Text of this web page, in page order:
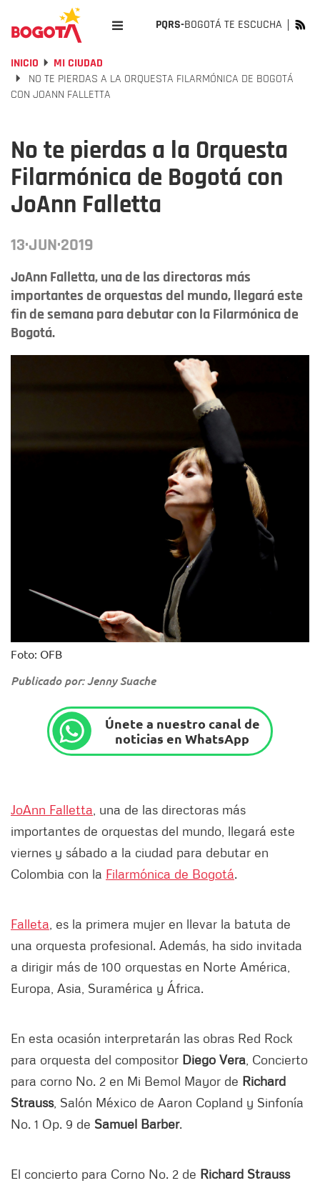
PQRS-BOGOTÁ TE ESCUCHA
INICIO
MI CIUDAD
NO TE PIERDAS A LA ORQUESTA FILARMÓNICA DE BOGOTÁ
CON JOANN FALLETTA
No te pierdas a la Orquesta
Filarmónica de Bogotá con
JoAnn Falletta
13·JUN·2019
JoAnn Falletta, una de las directoras más
importantes de orquestas del mundo, llegará este
fin de semana para debutar con la Filarmónica de
Bogotá.
Foto: OFB
Publicado por: Jenny Suache
Únete a nuestro canal de
noticias en WhatsApp
JoAnn Falletta , una de las directoras más
importantes de orquestas del mundo, llegará este
viernes y sábado a la ciudad para debutar en
Colombia con la Filarmónica de Bogotá.
Falleta , es la primera mujer en llevar la batuta de
una orquesta profesional. Además, ha sido invitada
a dirigir más de 100 orquestas en Norte América,
Europa, Asia, Suramérica y África.
En esta ocasión interpretarán las obras Red Rock
para orquesta del compositor Diego Vera , Concierto
para corno No. 2 en Mi Bemol Mayor de Richard
Strauss, Salón México de Aaron Copland y Sinfonía
No. 1 Op. 9 de Samuel Barber.
El concierto para Corno No. 2 de Richard Strauss